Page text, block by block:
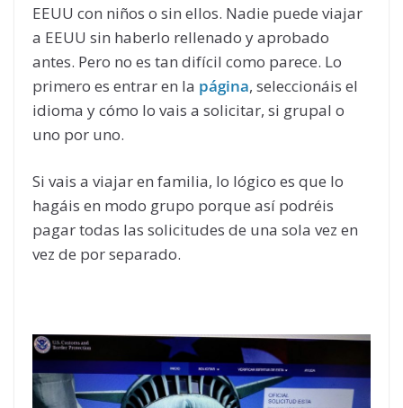
EEUU con niños o sin ellos. Nadie puede viajar
a EEUU sin haberlo rellenado y aprobado
antes. Pero no es tan difícil como parece. Lo
primero es entrar en la página, seleccionáis el
idioma y cómo lo vais a solicitar, si grupal o
uno por uno.
Si vais a viajar en familia, lo lógico es que lo
hagáis en modo grupo porque así podréis
pagar todas las solicitudes de una sola vez en
vez de por separado.